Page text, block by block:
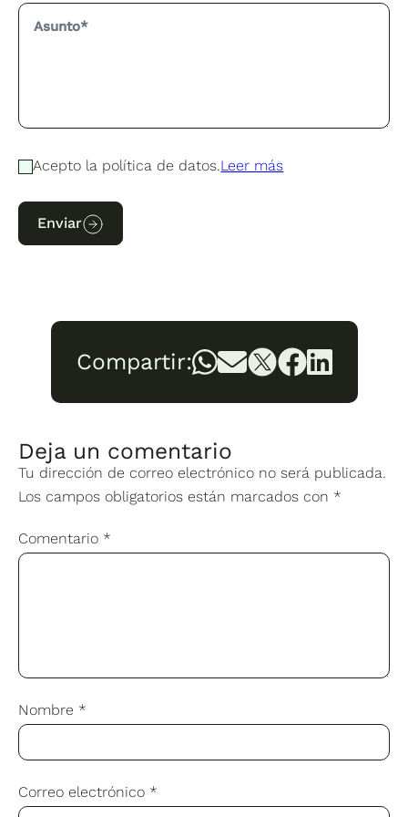
Acepto la política de datos.Leer más
Enviar
Compartir:
Deja un comentario
Tu dirección de correo electrónico no será publicada.
Los campos obligatorios están marcados con *
Comentario *
Nombre *
Correo electrónico *